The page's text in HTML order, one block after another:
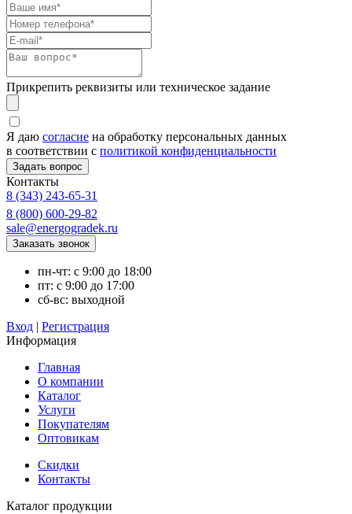
Прикрепить реквизиты или техническое задание
Я даю согласие на обработку персональных данных
в соответствии с политикой конфиденциальности
Контакты
8 (343) 243-65-31
8 (800) 600-29-82
sale@energogradek.ru
пн-чт: с 9:00 до 18:00
пт: с 9:00 до 17:00
сб-вс: выходной
Вход | Регистрация
Информация
Главная
О компании
Каталог
Услуги
Покупателям
Оптовикам
Скидки
Контакты
Каталог продукции